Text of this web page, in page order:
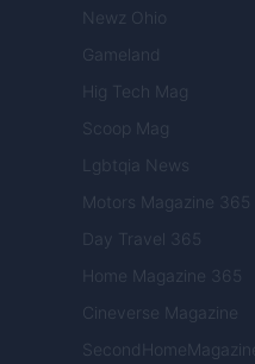
Newz Ohio
Gameland
Hig Tech Mag
Scoop Mag
Lgbtqia News
Motors Magazine 365
Day Travel 365
Home Magazine 365
Cineverse Magazine
SecondHomeMagazine